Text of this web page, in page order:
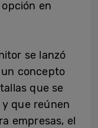
en
se lanzó
concepto
que se
que reúnen
empresas, el